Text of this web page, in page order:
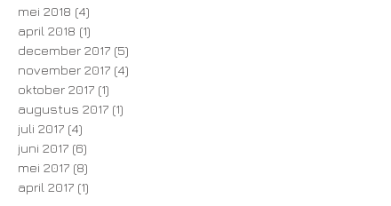
mei 2018 (4)
april 2018 (1)
december 2017 (5)
november 2017 (4)
oktober 2017 (1)
augustus 2017 (1)
juli 2017 (4)
juni 2017 (6)
mei 2017 (8)
april 2017 (1)